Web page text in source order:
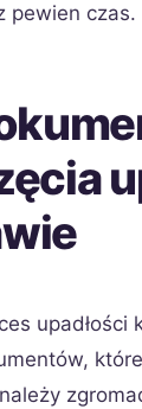
pewien czas.